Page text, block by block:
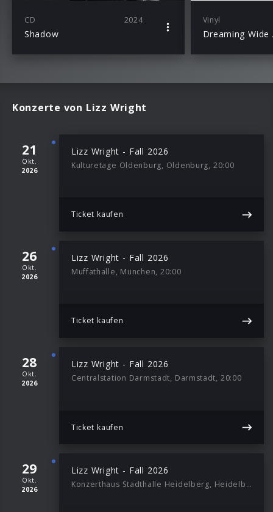
CD 2024
Shadow
Vinyl
Konzerte von Lizz Wright
21
Okt.
2026
Lizz Wright - Fall 2026
Kulturetage Oldenburg, Oldenburg, 20:00
Ticket kaufen
26
Okt.
2026
Lizz Wright - Fall 2026
Muffathalle, München, 20:00
Ticket kaufen
28
Okt.
2026
Lizz Wright - Fall 2026
Centralstation Darmstadt, Darmstadt, 20:00
Ticket kaufen
29
Okt.
2026
Lizz Wright - Fall 2026
Konzerthaus Stadthalle Heidelberg, Heidelberg, 20:00